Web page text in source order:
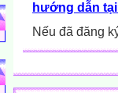
hướng dẫn
Nếu đã đăng